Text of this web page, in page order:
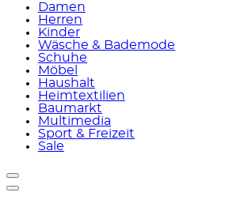
Damen
Herren
Kinder
Wäsche & Bademode
Schuhe
Möbel
Haushalt
Heimtextilien
Baumarkt
Multimedia
Sport & Freizeit
Sale